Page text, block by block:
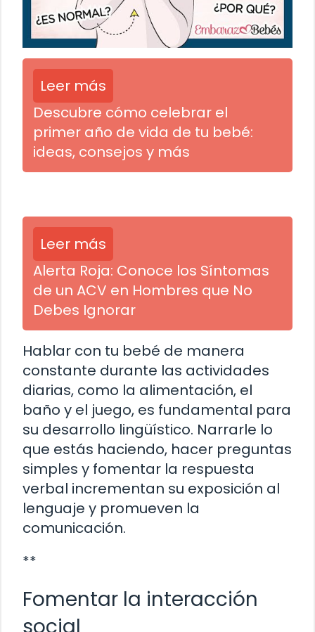
Leer más
Descubre cómo celebrar el
primer año de vida de tu bebé:
ideas, consejos y más
Leer más
Alerta Roja: Conoce los Síntomas
de un ACV en Hombres que No
Debes Ignorar
Hablar con tu bebé de manera
constante durante las actividades
diarias, como la alimentación, el
baño y el juego, es fundamental para
su desarrollo lingüístico. Narrarle lo
que estás haciendo, hacer preguntas
simples y fomentar la respuesta
verbal incrementan su exposición al
lenguaje y promueven la
comunicación.
**
Fomentar la interacción